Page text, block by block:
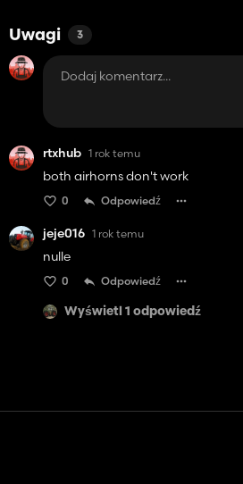
Uwagi 3
rtxhub 1 rok temu
both airhorns don't work
0 Odpowiedź
jeje016 1 rok temu
nulle
0 Odpowiedź
Wyświetl 1 odpowiedź